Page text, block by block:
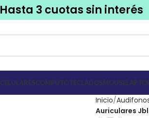
Hasta 3 cuotas sin interés
CELULARESCOMPUTOTECLADOSMOUSE
Inicio
Auriculares